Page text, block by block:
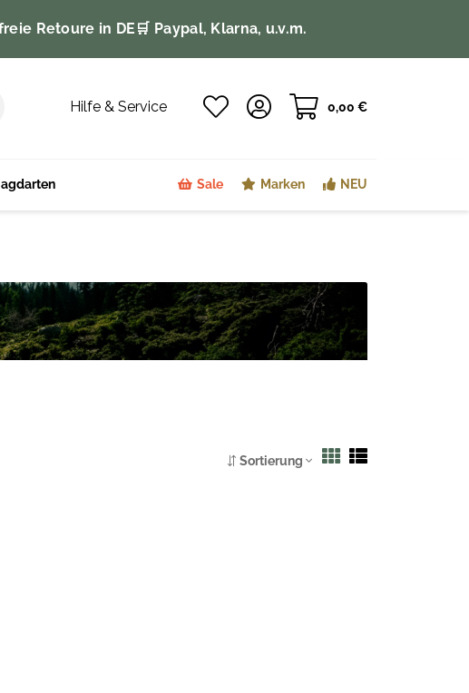
Retoure in DE 🛒 Paypal, Klarna, u.v.m.
Hilfe & Service 0,00 €
Sale Marken NEU
Sortierung